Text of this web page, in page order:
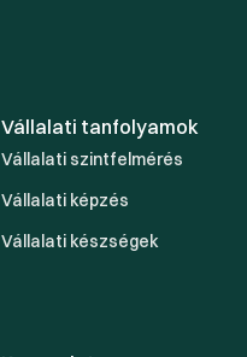
Vállalati tanfolyamok
Vállalati szintfelmérés
Vállalati képzés
Vállalati készségek